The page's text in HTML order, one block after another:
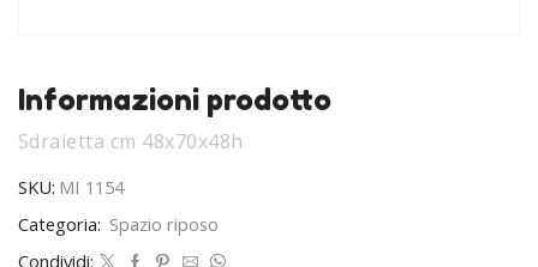
Informazioni prodotto
Sdraietta cm 48x70x48h
SKU: MI 1154
Categoria: Spazio riposo
Condividi: